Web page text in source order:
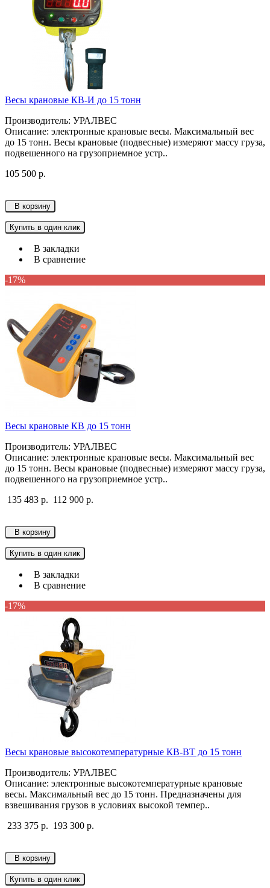
Весы крановые КВ-И до 15 тонн
Производитель: УРАЛВЕС
Описание: электронные крановые весы. Максимальный вес
до 15 тонн. Весы крановые (подвесные) измеряют массу груза,
подвешенного на грузоприемное устр..
105 500 р.
В корзину
Купить в один клик
В закладки
В сравнение
-17%
Весы крановые КВ до 15 тонн
Производитель: УРАЛВЕС
Описание: электронные крановые весы. Максимальный вес
до 15 тонн. Весы крановые (подвесные) измеряют массу груза,
подвешенного на грузоприемное устр..
135 483 р. 112 900 р.
В корзину
Купить в один клик
В закладки
В сравнение
-17%
Весы крановые высокотемпературные КВ-ВТ до 15 тонн
Производитель: УРАЛВЕС
Описание: электронные высокотемпературные крановые
весы. Максимальный вес до 15 тонн. Предназначены для
взвешивания грузов в условиях высокой темпер..
233 375 р. 193 300 р.
В корзину
Купить в один клик